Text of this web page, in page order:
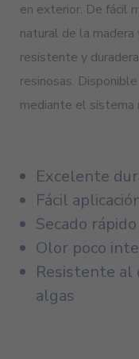
en exterior. De fácil
natural de la madera
resistente y
resinosas.
mediante el sistema
Excelente
Fácil
Secado rápido
Olor poco
Resistente al
algas